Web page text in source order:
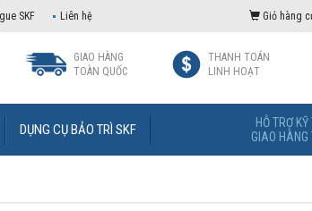
SKF Liên hệ Giỏ hàng
GIAO HÀNG
TOÀN QUỐC
THANH TOÁN
LINH HOẠT
DỤNG CỤ BẢO TRÌ SKF
HỖ TRỢ
GIAO HÀNG